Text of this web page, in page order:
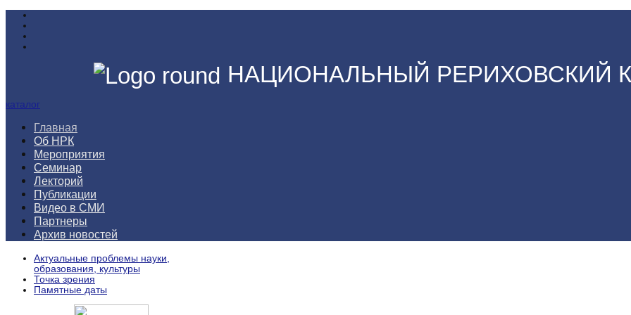
НАЦИОНАЛЬНЫЙ РЕРИХОВСКИЙ
каталог
Главная
Об НРК
Мероприятия
Семинар
Лекторий
Публикации
Видео в СМИ
Партнеры
Архив новостей
Актуальные проблемы науки,
образования, культуры
Точка зрения
Памятные даты